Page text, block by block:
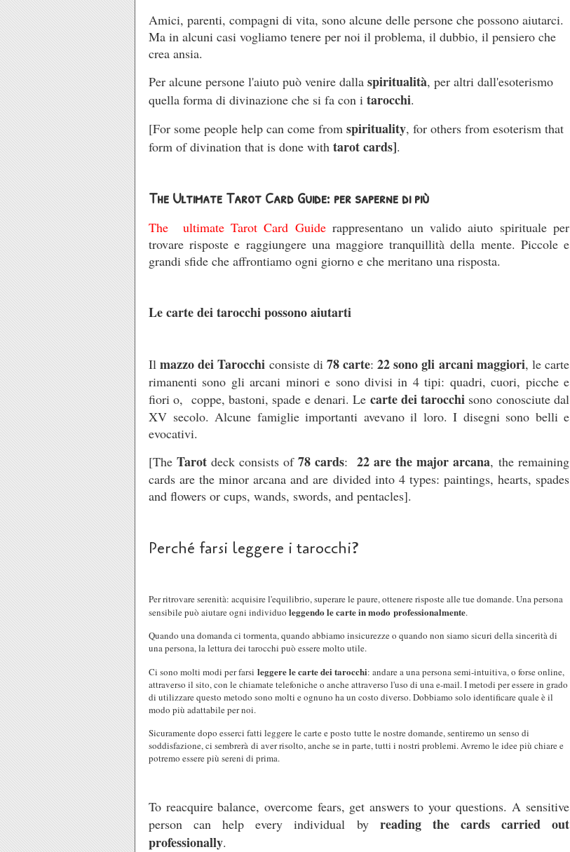
Amici, parenti, compagni di vita, sono alcune delle persone che possono aiutarci.
Ma in alcuni casi vogliamo tenere per noi il problema, il dubbio, il pensiero che
crea ansia.
Per alcune persone l'aiuto può venire dalla spiritualità, per altri dall'esoterismo
quella forma di divinazione che si fa con i tarocchi.
[For some people help can come from spirituality, for others from esoterism that
form of divination that is done with tarot cards].
The Ultimate Tarot Card Guide: per saperne di più
The ultimate Tarot Card Guiderappresentano un valido aiuto spirituale per
trovare risposte e raggiungere una maggiore tranquillità della mente. Piccole e
grandi sfide che affrontiamo ogni giorno e che meritano una risposta.
Le carte dei tarocchi possono aiutarti
Ilmazzo dei Tarocchi consiste di 78 carte:22 sono gli arcani maggiori, le carte
rimanenti sono gli arcani minori e sono divisi in 4 tipi: quadri, cuori, picche e
fiori o, coppe, bastoni, spade e denari. Le carte dei tarocchi sono conosciute dal
XV secolo. Alcune famiglie importanti avevano il loro. I disegni sono belli e
evocativi.
[The Tarotdeck consists of 78 cards: 22 are the major arcana, the remaining
cards are the minor arcana and are divided into 4 types: paintings, hearts, spades
and flowers or cups, wands, swords, and pentacles].
Perché farsi leggere i tarocchi?
Per ritrovare serenità: acquisire l'equilibrio, superare le paure, ottenere risposte alle tue domande. Una persona
sensibile può aiutare ogni individuo leggendo le carte in modo professionalmente.
Quando una domanda ci tormenta, quando abbiamo insicurezze o quando non siamo sicuri della sincerità di
una persona, la lettura dei tarocchi può essere molto utile.
Ci sono molti modi per farsi leggere le carte dei tarocchi: andare a una persona semi-intuitiva, o forse online,
attraverso il sito, con le chiamate telefoniche o anche attraverso l'uso di una e-mail. I metodi per essere in grado
di utilizzare questo metodo sono molti e ognuno ha un costo diverso. Dobbiamo solo identificare quale è il
modo più adattabile per noi.
Sicuramente dopo esserci fatti leggere le carte e posto tutte le nostre domande, sentiremo un senso di
soddisfazione, ci sembrerà di aver risolto, anche se in parte, tutti i nostri problemi. Avremo le idee più chiare e
potremo essere più sereni di prima.
To reacquire balance, overcome fears, get answers to your questions. A sensitive
person can help every individual byreading the cards carried out
professionally.